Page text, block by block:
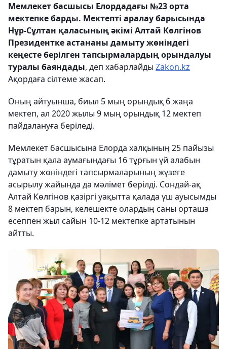
Мемлекет басшысы Елордадағы №23 орта
мектепке барды. Мектепті аралау барысында
Нұр-Сұлтан қаласының әкімі Алтай Көлгінов
Президентке астананы дамыту жөніндегі
кеңесте берілген тапсырмалардың орындалуы
туралы баяндады, деп хабарлайды Zakon.kz
Ақордаға сілтеме жасап.
Оның айтуынша, биыл 5 мың орындық 6 жаңа
мектеп, ал 2020 жылы 9 мың орындық 12 мектеп
пайдалануға беріледі.
Мемлекет басшысына Елорда халқының 25 пайызы
тұратын қала аумағындағы 16 тұрғын үй алабын
дамыту жөніндегі тапсырмаларының жүзеге
асырылу жайында да мәлімет берілді. Сондай-ақ
Алтай Көлгінов қазіргі уақытта қалада үш ауысымды
8 мектеп барын, келешекте олардың саны орташа
есеппен жыл сайын 10-12 мектепке артатынын
айтты.